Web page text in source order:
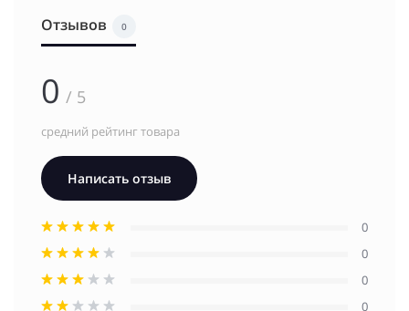
Отзывов 0
0 / 5
средний рейтинг товара
Написать отзыв
0
0
0
0